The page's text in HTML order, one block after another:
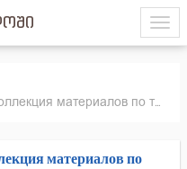
по теме "Истоки учения Г.И. Гюрджиева".
материалов по